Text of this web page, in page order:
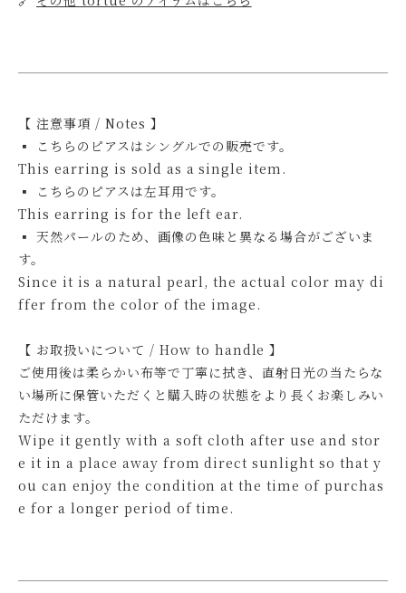
【 注意事項 / Notes 】
▪ こちらのピアスはシングルでの販売です。
This earring is sold as a single item.
▪ こちらのピアスは左耳用です。
This earring is for the left ear.
▪ 天然パールのため、画像の色味と異なる場合がございま
す。
Since it is a natural pearl, the actual color may di
ffer from the color of the image.
【 お取扱いについて / How to handle 】
ご使用後は柔らかい布等で丁寧に拭き、直射日光の当たらな
い場所に保管いただくと購入時の状態をより長くお楽しみい
ただけます。
Wipe it gently with a soft cloth after use and stor
e it in a place away from direct sunlight so that y
ou can enjoy the condition at the time of purchas
e for a longer period of time.